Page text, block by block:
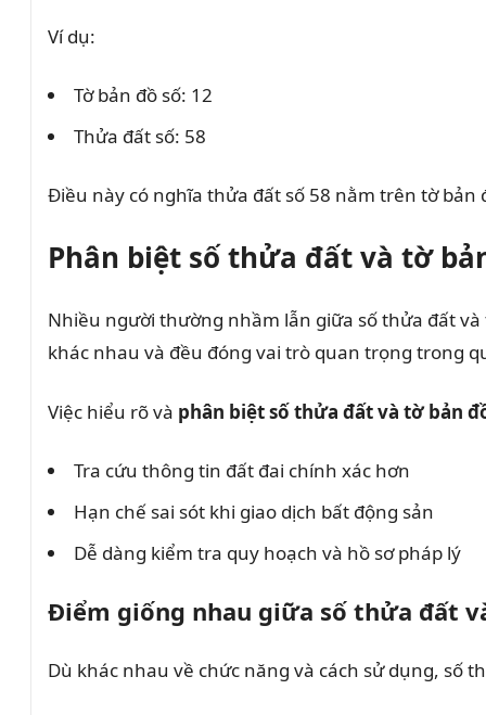
Ví dụ:
Tờ bản đồ số: 12
Thửa đất số: 58
Điều này có nghĩa thửa đất số 58 nằm trên tờ bản
Phân biệt số thửa đất và tờ
Nhiều người thường nhầm lẫn giữa số thửa đất
khác nhau và đều đóng vai trò quan trọng trong
Việc hiểu rõ và phân biệt số thửa đất và tờ bản
Tra cứu thông tin đất đai chính xác hơn
Hạn chế sai sót khi giao dịch bất động sản
Dễ dàng kiểm tra quy hoạch và hồ sơ pháp lý
Điểm giống nhau giữa số thửa đất
Dù khác nhau về chức năng và cách sử dụng, số